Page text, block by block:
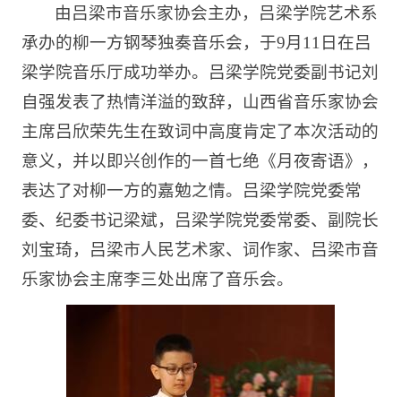
由吕梁市音乐家协会主办，吕梁学院艺术系
承办的柳一方钢琴独奏音乐会，于9月11日在吕
梁学院音乐厅成功举办。吕梁学院党委副书记刘
自强发表了热情洋溢的致辞，山西省音乐家协会
主席吕欣荣先生在致词中高度肯定了本次活动的
意义，并以即兴创作的一首七绝《月夜寄语》，
表达了对柳一方的嘉勉之情。吕梁学院党委常
委、纪委书记梁斌，吕梁学院党委常委、副院长
刘宝琦，吕梁市人民艺术家、词作家、吕梁市音
乐家协会主席李三处出席了音乐会。